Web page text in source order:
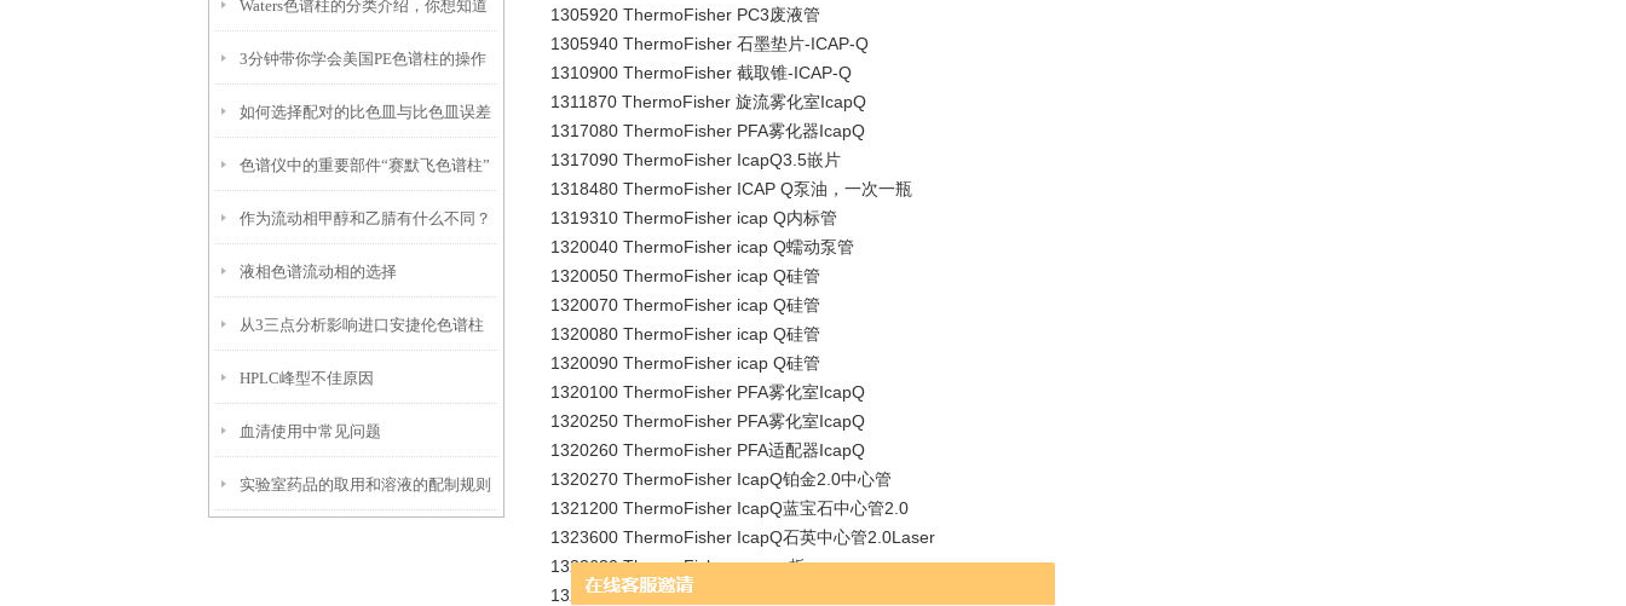
Waters色谱柱的分类介绍，你想知道
的都在这儿了！
3分钟带你学会美国PE色谱柱的操作
步骤
如何选择配对的比色皿与比色皿误差
测定
色谱仪中的重要部件“赛默飞色谱柱”
作为流动相甲醇和乙腈有什么不同？
液相色谱流动相的选择
从3三点分析影响进口安捷伦色谱柱
使用寿命的样品因素
HPLC峰型不佳原因
血清使用中常见问题
实验室药品的取用和溶液的配制规则
1305920 ThermoFisher PC3废液管
1305940 ThermoFisher 石墨垫片-ICAP-Q
1310900 ThermoFisher 截取锥-ICAP-Q
1311870 ThermoFisher 旋流雾化室IcapQ
1317080 ThermoFisher PFA雾化器IcapQ
1317090 ThermoFisher IcapQ3.5嵌片
1318480 ThermoFisher ICAP Q泵油，一次一瓶
1319310 ThermoFisher icap Q内标管
1320040 ThermoFisher icap Q蠕动泵管
1320050 ThermoFisher icap Q硅管
1320070 ThermoFisher icap Q硅管
1320080 ThermoFisher icap Q硅管
1320090 ThermoFisher icap Q硅管
1320100 ThermoFisher PFA雾化室IcapQ
1320250 ThermoFisher PFA雾化室IcapQ
1320260 ThermoFisher PFA适配器IcapQ
1320270 ThermoFisher IcapQ铂金2.0中心管
1321200 ThermoFisher IcapQ蓝宝石中心管2.0
1323600 ThermoFisher IcapQ石英中心管2.0Laser
1323630 ThermoFisher sensor板
13249702/3 ThermoFisher IcapQ蠕动泵管